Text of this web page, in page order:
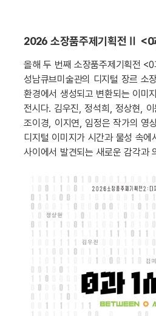
2026 소장품주제기획전Ⅱ <0
올해 두 번째 소장품주제기획전
성남큐브미술관의 디지털 장르 소
환경에서 생성되고 변환되는 이미
전시다. 김우진, 정석희, 정상현,
조이경, 이지연, 임정은 작가의 영
디지털 이미지가 시간과 물성 속에
사이에서 발견되는 새로운 감각과